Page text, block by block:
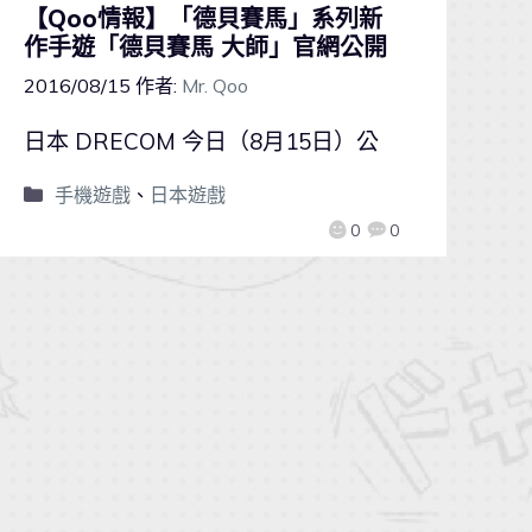
【Qoo情報】「德貝賽馬」系列新
作手遊「德貝賽馬 大師」官網公開
2016/08/15 作者: Mr. Qoo
0 0
日本 DRECOM 今日（8月15日）公
手機遊戲、 日本遊戲